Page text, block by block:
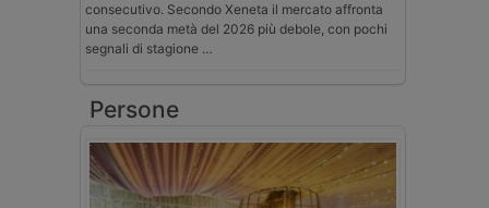
consecutivo. Secondo Xeneta il mercato affronta
una seconda metà del 2026 più debole, con pochi
segnali di stagione …
Persone